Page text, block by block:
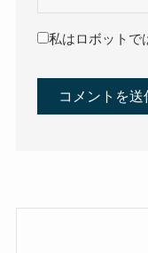
私はロボットで